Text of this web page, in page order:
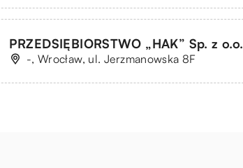
PRZEDSIĘBIORSTWO „HAK” Sp. z o.o.
-, Wrocław, ul. Jerzmanowska 8F